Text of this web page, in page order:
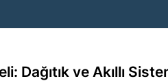
Dağıtık ve Akıllı